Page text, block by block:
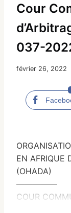
Cour
037-
février 26, 2022
EN AFRIQUE
(OHADA)
—————
COUR